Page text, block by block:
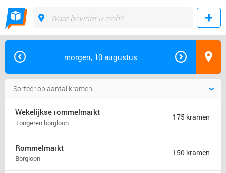
morgen, 10 augustus
Wekelijkse rommelmarkt
Tongeren borgloon
175 kramen
Rommelmarkt
Borgloon
150 kramen